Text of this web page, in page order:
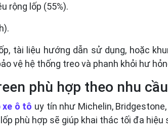
rộng lốp (55%).
tài liệu hướng dẫn sử dụng, hoặc
vệ hệ thống treo và phanh khỏi hư
phù hợp theo nhu cầu
xe ô tô uy tín như Michelin,
phù hợp sẽ giúp khai thác tối đa